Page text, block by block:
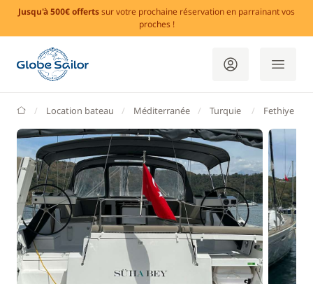
Jusqu'à 500€ offertssur votre prochaine réservation en parrainant vos
proches !
GlobeSailor
Location bateau Méditerranée Turquie Fethiye